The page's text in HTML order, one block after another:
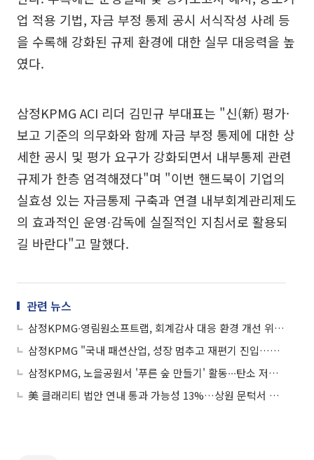
업 적용 기법, 자금 부정 통제 공시 서식작성 사례 등
을 수록해 강화된 규제 환경에 대한 실무 대응력을 높
였다.
삼정KPMG ACI 리더 김민규 부대표는 "신(新) 평가·
보고 기준의 의무화와 함께 자금 부정 통제에 대한 상
세한 공시 및 평가 요구가 강화되면서 내부통제 관련
규제가 한층 엄격해졌다"며 "이번 핸드북이 기업의
실효성 있는 자금통제 구축과 연결 내부회계관리제도
의 효과적인 운영∙감독에 실질적인 지침서로 활용되
길 바란다"고 말했다.
관련 뉴스
삼정KPMG∙영림원소프트랩, 회계감사 대응 환경 개선 위한 MOU
삼정KPMG "국내 패션산업, 성장 멈추고 재편기 진입…신성장 전략 필요"
삼정KPMG, 노을공원서 '푸른 숲 만들기' 활동∙∙∙탄소 저감·생태 회복 기여
美 클래리티 법안 연내 통과 가능성 13%…상원 문턱서 제동